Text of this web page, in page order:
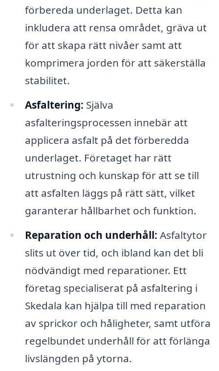
förbereda underlaget. Detta kan
inkludera att rensa området, gräva ut
för att skapa rätt nivåer samt att
komprimera jorden för att säkerställa
stabilitet.
Asfaltering: Själva
asfalteringsprocessen innebär att
applicera asfalt på det förberedda
underlaget. Företaget har rätt
utrustning och kunskap för att se till
att asfalten läggs på rätt sätt, vilket
garanterar hållbarhet och funktion.
Reparation och underhåll: Asfaltytor
slits ut över tid, och ibland kan det bli
nödvändigt med reparationer. Ett
företag specialiserat på asfaltering i
Skedala kan hjälpa till med reparation
av sprickor och håligheter, samt utföra
regelbundet underhåll för att förlänga
livslängden på ytorna.